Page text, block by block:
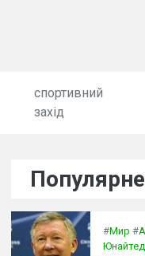
спортивний
захід
Популярне
#Мир #
Юнайтед